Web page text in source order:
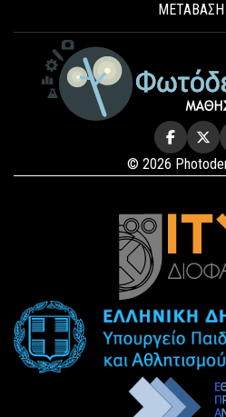
ΜΕΤΑΒΑΣΗ
© 2026